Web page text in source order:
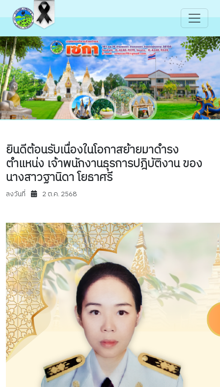
ยินดีต้อนรับเนื่องในโอกาสย้ายมาดำรง
ตำแหน่ง เจ้าพนักงานธุรการปฎิบัติงาน ของ
นางสาวฐานิดา โยธาศรี
ลงวันที่ 2 ต.ค. 2568